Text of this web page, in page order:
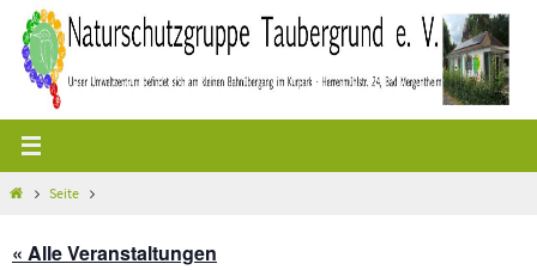
Zum
Inhalt
springen
StartSeite
« Alle Veranstaltungen